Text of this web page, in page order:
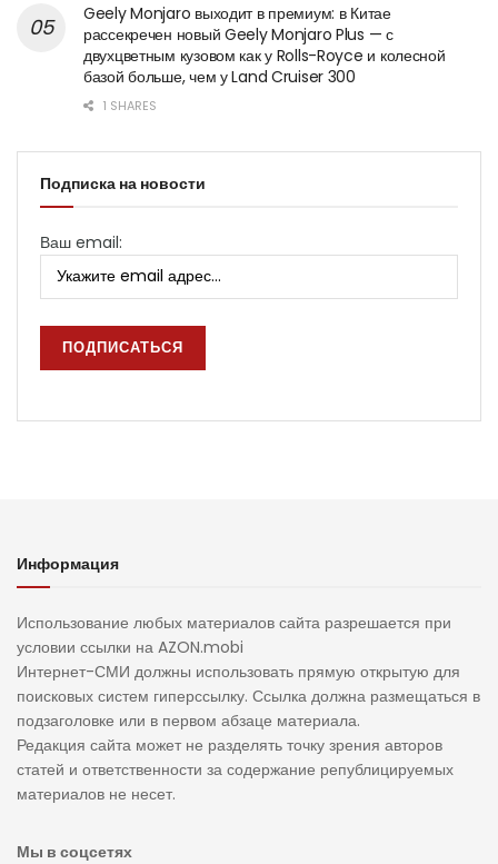
Geely Monjaro выходит в премиум: в Китае
рассекречен новый Geely Monjaro Plus — с
двухцветным кузовом как у Rolls-Royce и колесной
базой больше, чем у Land Cruiser 300
1 SHARES
Подписка на новости
Ваш email:
Информация
Использование любых материалов сайта разрешается при
условии ссылки на AZON.mobi
Интернет-СМИ должны использовать прямую открытую для
поисковых систем гиперссылку. Ссылка должна размещаться в
подзаголовке или в первом абзаце материала.
Редакция сайта может не разделять точку зрения авторов
статей и ответственности за содержание републицируемых
материалов не несет.
Мы в соцсетях